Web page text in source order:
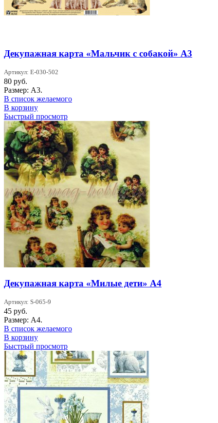
Декупажная карта «Мальчик с собакой» А3
Артикул: Е-030-502
80 руб.
Размер: А3.
В список желаемого
В корзину
Быстрый просмотр
Декупажная карта «Милые дети» А4
Артикул: S-065-9
45 руб.
Размер: А4.
В список желаемого
В корзину
Быстрый просмотр